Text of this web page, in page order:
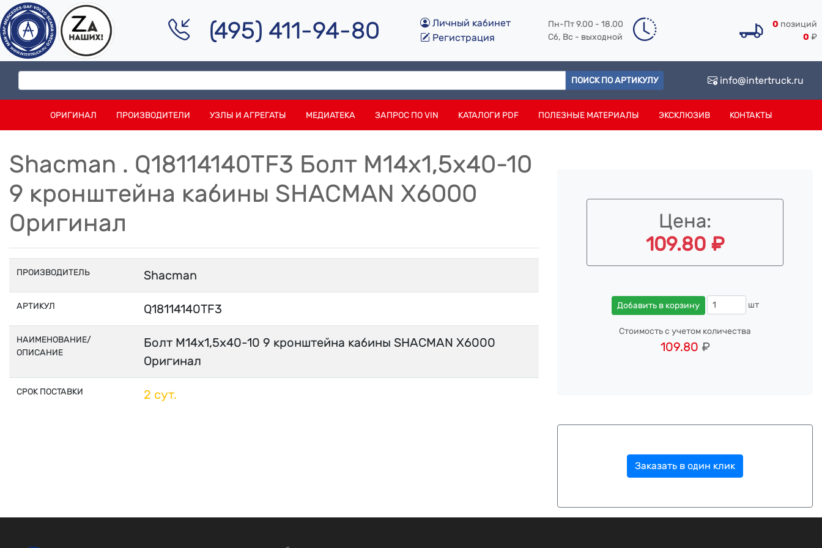
(495) 411-94-80
Личный кабинет
Регистрация
Пн-Пт 9.00 - 18.00
Сб, Вс - выходной
0 позиций
0 ₽
ПОИСК ПО АРТИКУЛУ info@intertruck.ru
ОРИГИНАЛ ПРОИЗВОДИТЕЛИ УЗЛЫ И АГРЕГАТЫ МЕДИАТЕКА ЗАПРОС ПО VIN КАТАЛОГИ PDF ПОЛЕЗНЫЕ МАТЕРИАЛЫ ЭКСКЛЮЗИВ КОНТАКТЫ
Shacman . Q18114140TF3 Болт M14х1,5х40-10
9 кронштейна кабины SHACMAN X6000
Оригинал
ПРОИЗВОДИТЕЛЬ Shacman
АРТИКУЛ Q18114140TF3
НАИМЕНОВАНИЕ/
ОПИСАНИЕ
Болт M14х1,5х40-10 9 кронштейна кабины SHACMAN X6000
Оригинал
СРОК ПОСТАВКИ 2 сут.
Цена:
109.80 ₽
Добавить в корзину шт
Стоимость с учетом количества
109.80 ₽
Заказать в один клик